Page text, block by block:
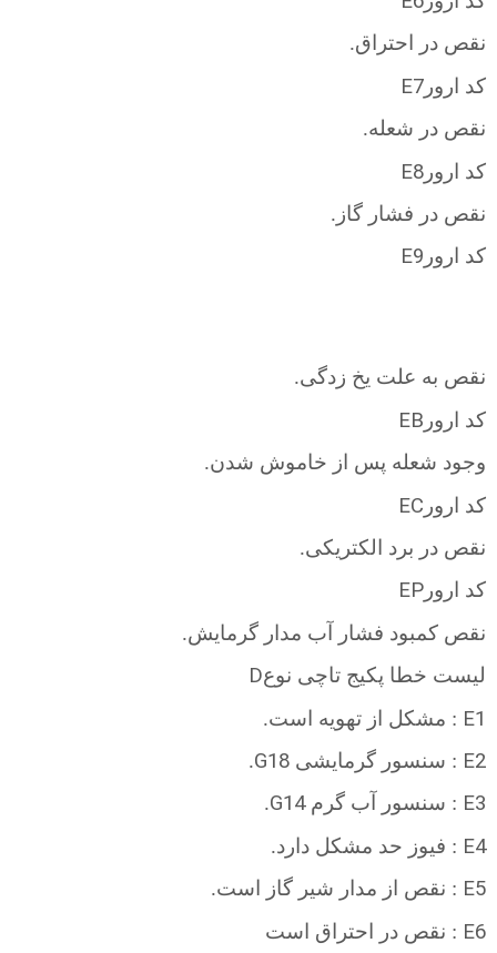
نقص در احتراق.
کد ارور E7
نقص در شعله.
کد ارور E8
نقص در فشار گاز.
کد ارور E9
نقص به علت یخ زدگی.
کد ارور EB
وجود شعله پس از خاموش شدن.
کد ارور EC
نقص در برد الکتریکی.
کد ارور EP
نقص کمبود فشار آب مدار گرمایش.
لیست خطا پکیج تاچی نوعD
E1 : مشکل از تهویه است.
E2 : سنسور گرمایشی G18
.
E3 : سنسور آب گرمG14
.
E4 : فیوز حد مشکل دارد.
E5 : نقص از مدار شیر گاز است.
E6 : نقص در احتراق است